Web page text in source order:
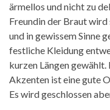
ärmellos und nicht zu
Freundin der Braut wird
und in gewissem Sinne
festliche Kleidung
kurzen Längen
Akzenten ist eine gute
Es wird geschlossen